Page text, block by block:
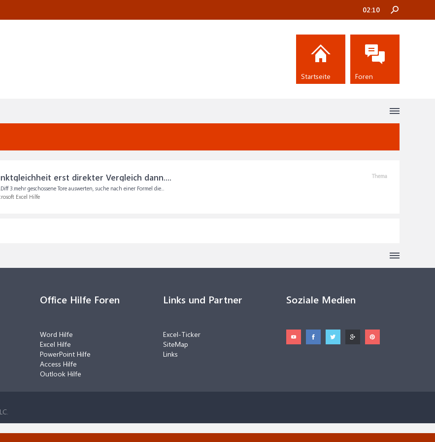
Thema
erst direkter Vergleich dann....
3.mehr geschossene Tore auswerten, suche nach einer Formel die...
Excel Hilfe
02:10
Startseite Foren
Office Hilfe Foren
Word Hilfe
Excel Hilfe
PowerPoint Hilfe
Access Hilfe
Outlook Hilfe
Links und Partner
Excel-Ticker
SiteMap
Links
Soziale Medien